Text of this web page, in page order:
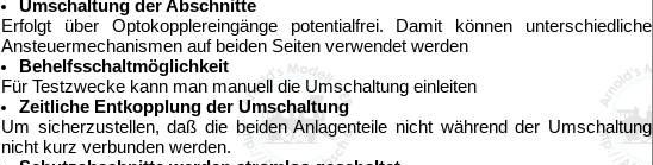
Umschaltung der Abschnitte
Erfolgt über Optokopplereingänge potentialfrei. Damit können unterschiedliche
Ansteuermechanismen auf beiden Seiten verwendet werden
Behelfsschaltmöglichkeit
Für Testzwecke kann man manuell die Umschaltung einleiten
Zeitliche Entkopplung der Umschaltung
Um sicherzustellen, daß die beiden Anlagenteile nicht während der Umschaltung
nicht kurz verbunden werden.